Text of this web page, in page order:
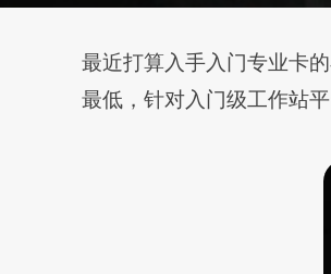
最近打算入手入门专业卡
最低，针对入门级工作站平